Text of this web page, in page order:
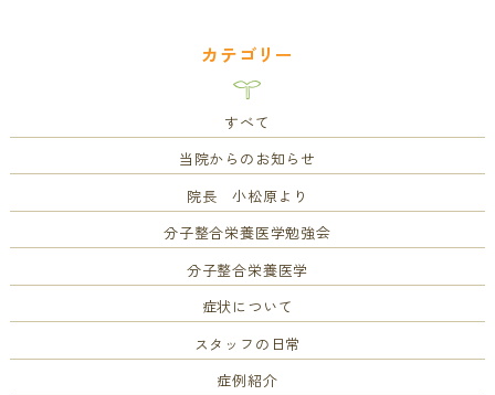
カテゴリー
すべて
当院からのお知らせ
院長 小松原より
分子整合栄養医学勉強会
分子整合栄養医学
症状について
スタッフの日常
症例紹介